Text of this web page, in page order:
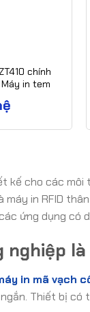
chính
in tem
cấp
kế cho các môi
máy in RFID
ứng dụng có
nghiệp
in mã vạch
Thiết bị có